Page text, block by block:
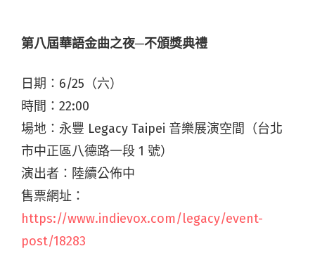
第八屆華語金曲之夜─不頒獎典禮
日期：6/25（六）
時間：22:00
場地：永豐 Legacy Taipei 音樂展演空間（台北
市中正區八德路一段 1 號）
演出者：陸續公佈中
售票網址：
https://www.indievox.com/legacy/event-
post/18283